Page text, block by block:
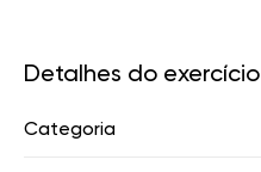
Detalhes do exercício
Categoria